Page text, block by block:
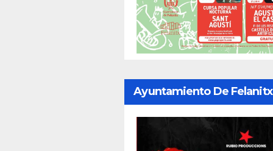
Ayuntamiento De Felanitx